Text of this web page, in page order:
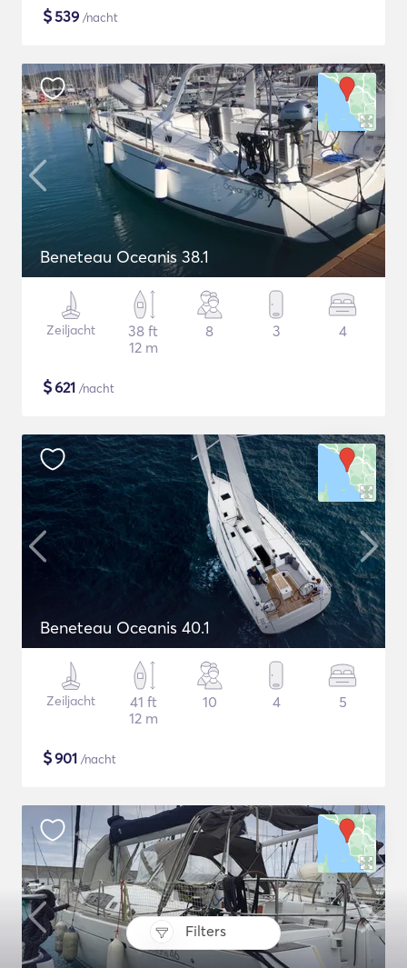
Filters
$539 /nacht
Beneteau Oceanis 38.1
Zeiljacht
38 ft
12 m
8 3 4
$621 /nacht
Beneteau Oceanis 40.1
Zeiljacht
41 ft
12 m
10 4 5
$901 /nacht